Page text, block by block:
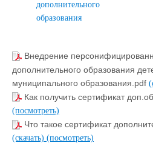
дополнительного
образования
Внедрение
дополнительного образования
муниципального образования.pdf
Как получить сертификат
(посмотреть)
Что такое сертификат
(скачать) (посмотреть)